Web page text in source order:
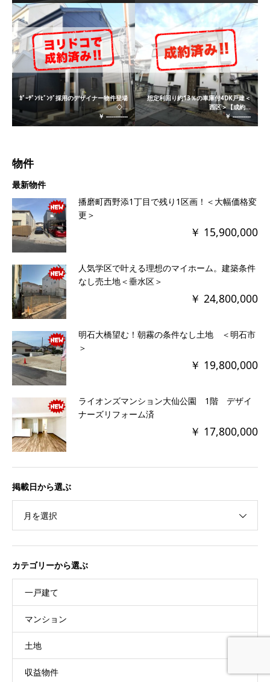
ｶﾞｰﾃﾞﾝﾘﾋﾞﾝｸﾞ採用のデザイナー物件登場
◇...
￥ ------------
想定利回り約13％の車庫付4DK戸建＜
西区＞【成約...
￥ ----------
物件
最新物件
播磨町西野添1丁目で残り1区画！＜大幅価格変
更＞
￥ 15,900,000
人気学区で叶える理想のマイホーム。建築条件
なし売土地＜垂水区＞
￥ 24,800,000
明石大橋望む！朝霧の条件なし土地 ＜明石市
＞
￥ 19,800,000
ライオンズマンション大仙公園 1階 デザイ
ナーズリフォーム済
￥ 17,800,000
掲載日から選ぶ
月を選択
カテゴリーから選ぶ
一戸建て
マンション
土地
収益物件